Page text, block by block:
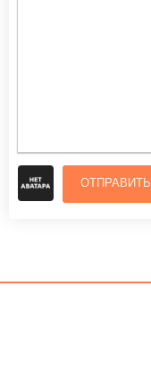
ОТПРАВИТЬ